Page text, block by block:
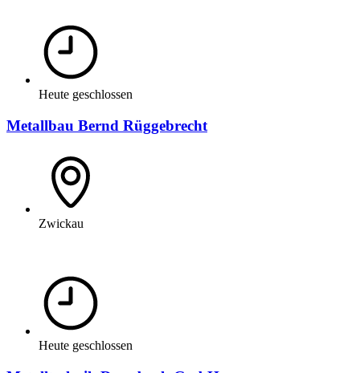
Heute geschlossen
Metallbau Bernd Rüggebrecht
Zwickau
Heute geschlossen